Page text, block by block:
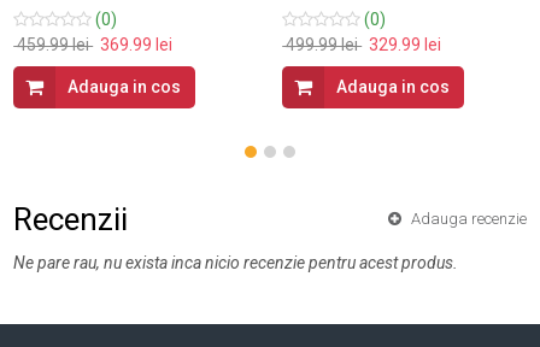
(0)
459.99 lei 369.99 lei
Adauga in cos
(0)
499.99 lei 329.99 lei
Adauga in cos
Recenzii Adauga recenzie
Ne pare rau, nu exista inca nicio recenzie pentru acest produs.